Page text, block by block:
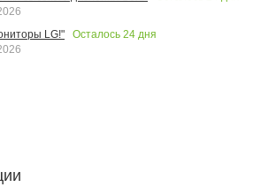
LG!"
Осталось 24 дня